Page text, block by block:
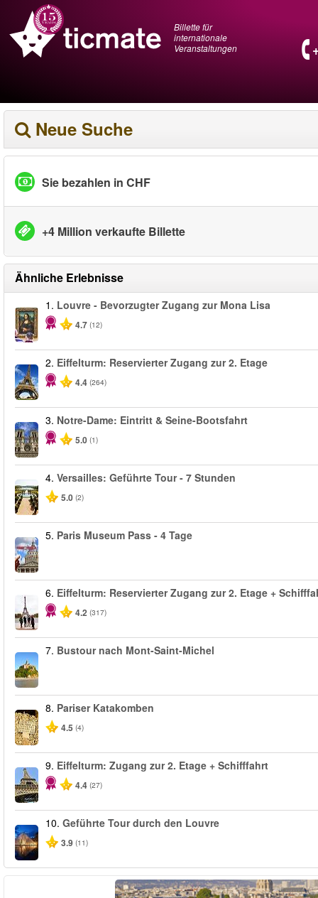
Billette für
internationale
Veranstaltungen
Neue Suche
Sie bezahlen in CHF
+4 Million verkaufte Billette
Ähnliche Erlebnisse
1. Louvre - Bevorzugter Zugang zur Mona Lisa
4.7 (12)
2. Eiffelturm: Reservierter Zugang zur 2. Etage
4.4 (264)
3. Notre-Dame: Eintritt & Seine-Bootsfahrt
5.0 (1)
4. Versailles: Geführte Tour - 7 Stunden
5.0 (2)
5. Paris Museum Pass - 4 Tage
6. Eiffelturm: Reservierter Zugang zur 2. Etage +
4.2 (317)
7. Bustour nach Mont-Saint-Michel
8. Pariser Katakomben
4.5 (4)
9. Eiffelturm: Zugang zur 2. Etage + Schifffahrt
4.4 (27)
10. Geführte Tour durch den Louvre
3.9 (11)